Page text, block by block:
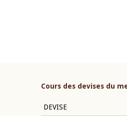
Cours des devises du
DEVISE